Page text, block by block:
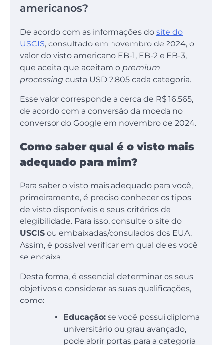
americanos?
De acordo com as informações do site do
USCIS, consultado em novembro de 2024, o
valor do visto americano EB-1, EB-2 e EB-3,
que aceita que aceitam o premium
processing custa USD 2.805 cada categoria.
Esse valor corresponde a cerca de R$ 16.565,
de acordo com a conversão da moeda no
conversor do Google em novembro de 2024.
Como saber qual é o visto mais
adequado para mim?
Para saber o visto mais adequado para você,
primeiramente, é preciso conhecer os tipos
de visto disponíveis e seus critérios de
elegibilidade. Para isso, consulte o site do
USCIS ou embaixadas/consulados dos EUA.
Assim, é possível verificar em qual deles você
se encaixa.
Desta forma, é essencial determinar os seus
objetivos e considerar as suas qualificações,
como:
Educação: se você possui diploma
universitário ou grau avançado,
pode abrir portas para a categoria